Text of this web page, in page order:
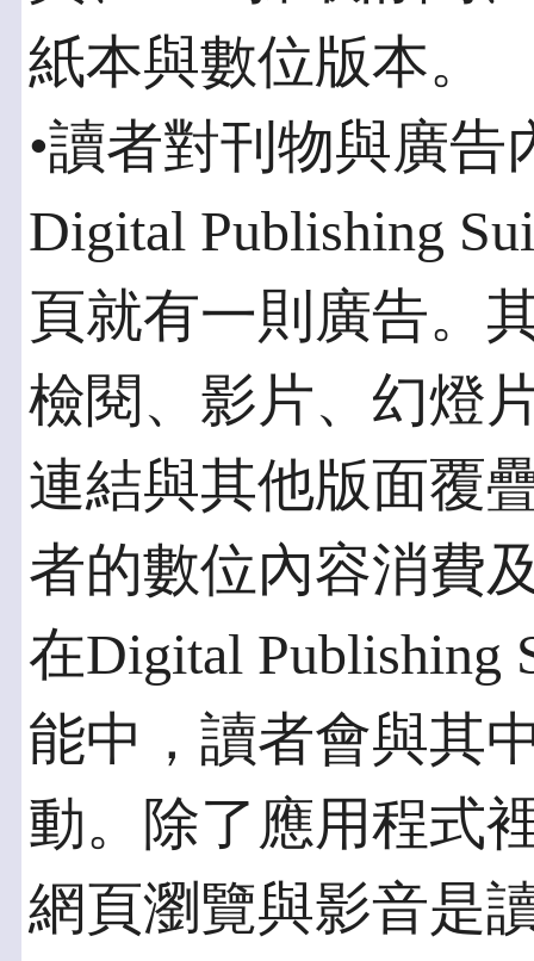
紙本與數位版本。
•讀者對刊物與廣
Digital Publishing
頁就有一則廣告。
檢閱、影片、幻燈
連結與其他版面覆
者的數位內容消費
在Digital Publishing
能中，讀者會與其
動。除了應用程式
網頁瀏覽與影音是